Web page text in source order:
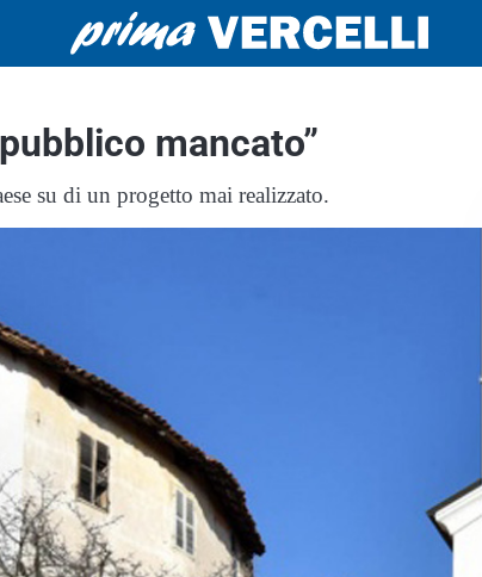
mancato”
su di un progetto mai realizzato.